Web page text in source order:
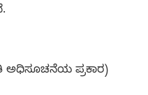
ಅಧಿಸೂಚನೆಯ ಪ್ರಕಾರ)